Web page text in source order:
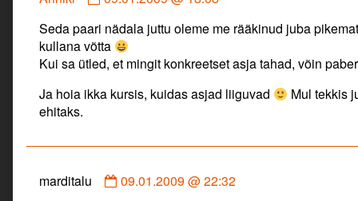
Anniki
published
on
Seda paari nädala juttu oleme me rääkinud juba
kullana võtta
Kui sa ütled, et mingit konkreetset asja tahad, võin
Ja hoia ikka kursis, kuidas asjad liiguvad
Mul tekkis
ehitaks.
marditalu
Comment
09.01.2009 @ 22:32